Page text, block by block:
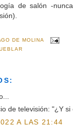
de salón -
DE MOLINA
de televisión: "¿Y
A LAS 21:44